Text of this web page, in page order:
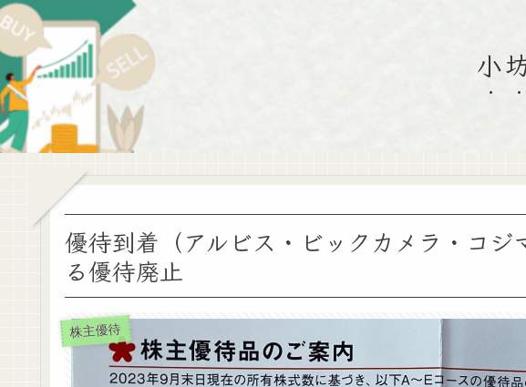
小
優待到着（アルビス・ビックカメラ・コジ
る優待廃止
株主優待